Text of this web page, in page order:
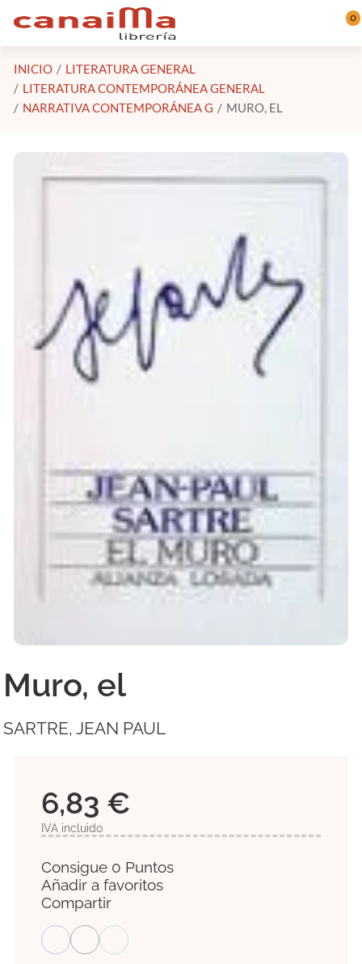
Saltar al contenido principal 0
INICIO
LITERATURA GENERAL
LITERATURA CONTEMPORÁNEA GENERAL
NARRATIVA CONTEMPORÁNEA G
MURO, EL
Muro, el
SARTRE, JEAN PAUL
6,83 €
IVA incluido
Consigue 0 Puntos
Añadir a favoritos
Compartir